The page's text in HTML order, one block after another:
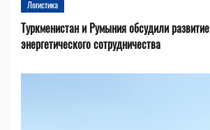
Логистика
Туркменистан и Румыния обсудили
энергетического сотрудничества